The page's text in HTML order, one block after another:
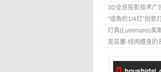
3D全息投影技术广
“墙角的1/4灯”创意
灯具(Luminaris)奥
吴亚馨-绯闻缠身的